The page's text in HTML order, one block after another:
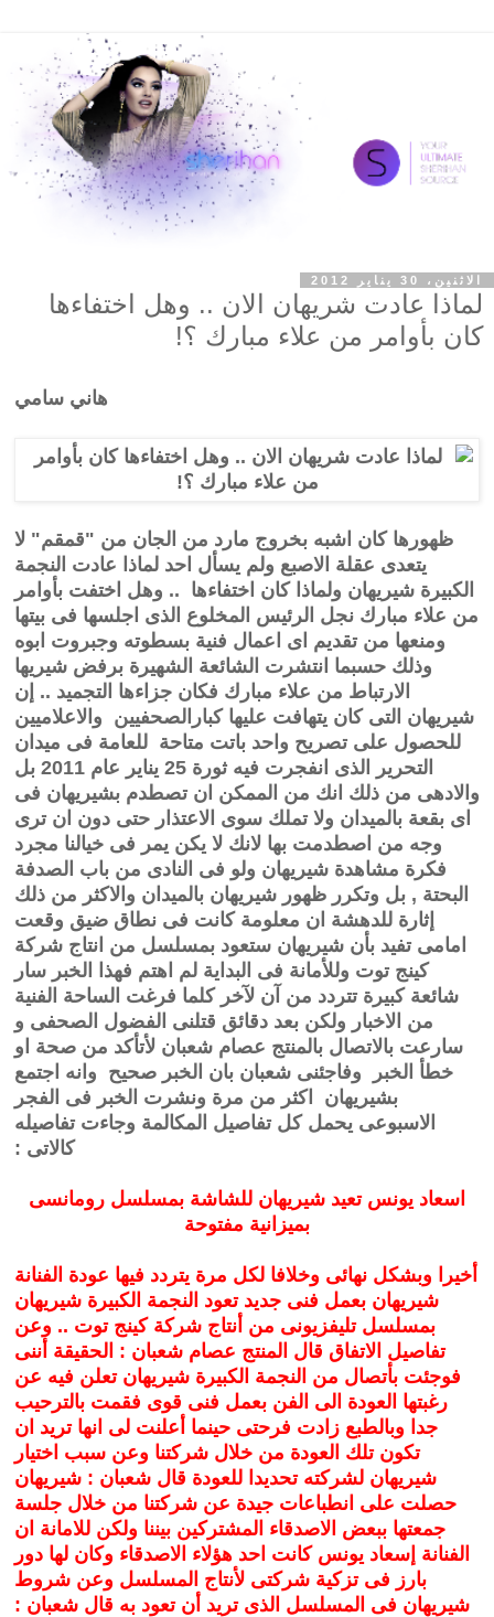
الاثنين، 30 يناير 2012
لماذا عادت شريهان الان .. وهل اختفاءها
كان بأوامر من علاء مبارك ؟!
هاني سامي
ظهورها كان اشبه بخروج مارد من الجان من "قمقم" لا
يتعدى عقلة الاصبع ولم يسأل احد لماذا عادت النجمة
الكبيرة شيريهان ولماذا كان اختفاءها .. وهل اختفت بأوامر
من علاء مبارك نجل الرئيس المخلوع الذى اجلسها فى بيتها
ومنعها من تقديم اى اعمال فنية بسطوته وجبروت ابوه
وذلك حسبما انتشرت الشائعة الشهيرة برفض شيريها
الارتباط من علاء مبارك فكان جزاءها التجميد .. إن
شيريهان التى كان يتهافت عليها كبارالصحفيين والاعلاميين
للحصول على تصريح واحد باتت متاحة للعامة فى ميدان
التحرير الذى انفجرت فيه ثورة 25 يناير عام 2011 بل
والادهى من ذلك انك من الممكن ان تصطدم بشيريهان فى
اى بقعة بالميدان ولا تملك سوى الاعتذار حتى دون ان ترى
وجه من اصطدمت بها لانك لا يكن يمر فى خيالنا مجرد
فكرة مشاهدة شيريهان ولو فى النادى من باب الصدفة
البحتة , بل وتكرر ظهور شيريهان بالميدان والاكثر من ذلك
إثارة للدهشة ان معلومة كانت فى نطاق ضيق وقعت
امامى تفيد بأن شيريهان ستعود بمسلسل من انتاج شركة
كينج توت وللأمانة فى البداية لم اهتم فهذا الخبر سار
شائعة كبيرة تتردد من آن لآخر كلما فرغت الساحة الفنية
من الاخبار ولكن بعد دقائق قتلنى الفضول الصحفى و
سارعت بالاتصال بالمنتج عصام شعبان لأتأكد من صحة او
خطأ الخبر وفاجئنى شعبان بان الخبر صحيح وانه اجتمع
بشيريهان اكثر من مرة ونشرت الخبر فى الفجر
الاسبوعى يحمل كل تفاصيل المكالمة وجاءت تفاصيله
كالاتى :
اسعاد يونس تعيد شيريهان للشاشة بمسلسل رومانسى
بميزانية مفتوحة
أخيرا وبشكل نهائى وخلافا لكل مرة يتردد فيها عودة الفنانة
شيريهان بعمل فنى جديد تعود النجمة الكبيرة شيريهان
بمسلسل تليفزيونى من أنتاج شركة كينج توت .. وعن
تفاصيل الاتفاق قال المنتج عصام شعبان : الحقيقة أننى
فوجئت بأتصال من النجمة الكبيرة شيريهان تعلن فيه عن
رغبتها العودة الى الفن بعمل فنى قوى فقمت بالترحيب
جدا وبالطبع زادت فرحتى حينما أعلنت لى انها تريد ان
تكون تلك العودة من خلال شركتنا وعن سبب اختيار
شيريهان لشركته تحديدا للعودة قال شعبان : شيريهان
حصلت على انطباعات جيدة عن شركتنا من خلال جلسة
جمعتها ببعض الاصدقاء المشتركين بيننا ولكن للامانة ان
الفنانة إسعاد يونس كانت احد هؤلاء الاصدقاء وكان لها دور
بارز فى تزكية شركتى لأنتاج المسلسل وعن شروط
شيريهان فى المسلسل الذى تريد أن تعود به قال شعبان :